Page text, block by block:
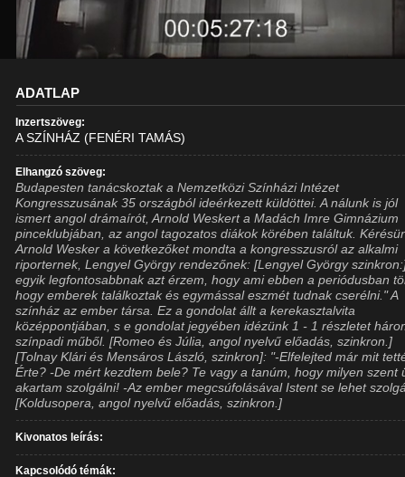
ADATLAP
Inzertszöveg:
A SZÍNHÁZ (FENÉRI TAMÁS)
Elhangzó szöveg:
Budapesten tanácskoztak a Nemzetközi Színházi Intézet
Kongresszusának 35 országból ideérkezett küldöttei. A nálunk is jól
ismert angol drámaírót, Arnold Weskert a Madách Imre Gimnázium
pinceklubjában, az angol tagozatos diákok körében találtuk.
Arnold Wesker a következőket mondta a kongresszusról az alkalmi
riporternek, Lengyel György rendezőnek: [Lengyel György
egyik legfontosabbnak azt érzem, hogy ami ebben a periódusban
hogy emberek találkoztak és egymással eszmét tudnak cserélni." A
színház az ember társa. Ez a gondolat állt a kerekasztalvita
középpontjában, s e gondolat jegyében idézünk 1 - 1 részletet
színpadi műből. [Romeo és Júlia, angol nyelvű előadás, szinkron.]
[Tolnay Klári és Mensáros László, szinkron]: "-Elfelejted már mit
Érte? -De mért kezdtem bele? Te vagy a tanúm, hogy milyen szent
akartam szolgálni! -Az ember megcsúfolásával Istent se lehet
[Koldusopera, angol nyelvű előadás, szinkron.]
Kivonatos leírás:
Kapcsolódó témák: